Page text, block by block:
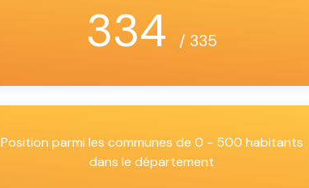
334 / 335
Position parmi les communes de 0 - 500 habitants
dans le département